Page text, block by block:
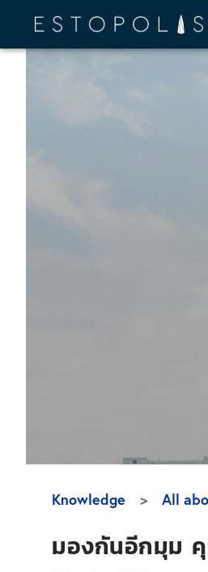
Knowledge All
มองกันอีกมุม คุ